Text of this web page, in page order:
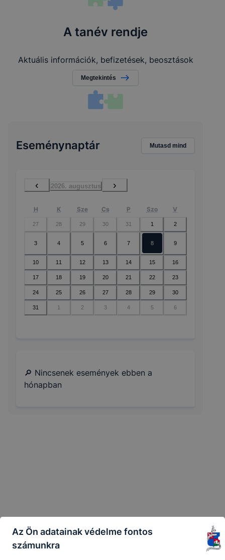
A tanév rendje
Aktuális információk, befizetések, beosztások
Megtekintés
Eseménynaptár Mutasd mind
‹ 2026. augusztus ›
H K Sze Cs P Szo V
27 28 29 30 31 1 2
3 4 5 6 7 8 9
10 11 12 13 14 15 16
17 18 19 20 21 22 23
24 25 26 27 28 29 30
31 1 2 3 4 5 6
🔎 Nincsenek események ebben a
hónapban
Az Ön adatainak védelme fontos
számunkra